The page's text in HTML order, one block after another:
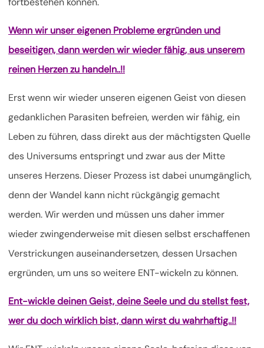
Wenn wir unser eigenen Probleme ergründen und
beseitigen, dann werden wir wieder fähig, aus unserem
reinen Herzen zu handeln..!!
Erst wenn wir wieder unseren eigenen Geist von diesen
gedanklichen Parasiten befreien, werden wir fähig, ein
Leben zu führen, dass direkt aus der mächtigsten Quelle
des Universums entspringt und zwar aus der Mitte
unseres Herzens. Dieser Prozess ist dabei unumgänglich,
denn der Wandel kann nicht rückgängig gemacht
werden. Wir werden und müssen uns daher immer
wieder zwingenderweise mit diesen selbst erschaffenen
Verstrickungen auseinandersetzen, dessen Ursachen
ergründen, um uns so weitere ENT-wickeln zu können.
Ent-wickle deinen Geist, deine Seele und du stellst fest,
wer du doch wirklich bist, dann wirst du wahrhaftig..!!